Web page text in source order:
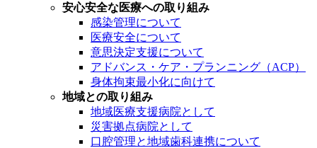
安心安全な医療への取り組み
感染管理について
医療安全について
意思決定支援について
アドバンス・ケア・プランニング（ACP）
身体拘束最小化に向けて
地域との取り組み
地域医療支援病院として
災害拠点病院として
口腔管理と地域歯科連携について